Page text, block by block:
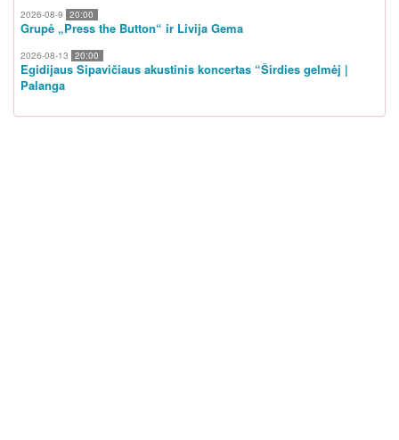
2026-08-9 20:00
Grupė „Press the Button“ ir Livija Gema
2026-08-13 20:00
Egidijaus Sipavičiaus akustinis koncertas “Širdies gelmėj |
Palanga